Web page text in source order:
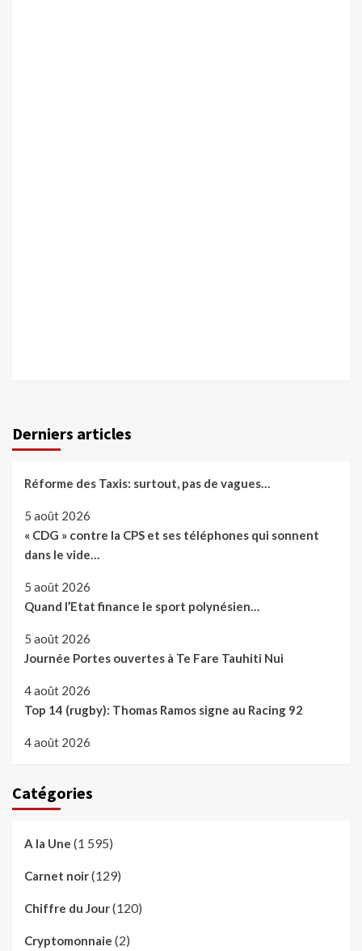
Derniers articles
Réforme des Taxis: surtout, pas de vagues…
5 août 2026
« CDG » contre la CPS et ses téléphones qui sonnent
dans le vide…
5 août 2026
Quand l’Etat finance le sport polynésien…
5 août 2026
Journée Portes ouvertes à Te Fare Tauhiti Nui
4 août 2026
Top 14 (rugby): Thomas Ramos signe au Racing 92
4 août 2026
Catégories
A la Une (1 595)
Carnet noir(129)
Chiffre du Jour(120)
Cryptomonnaie (2)